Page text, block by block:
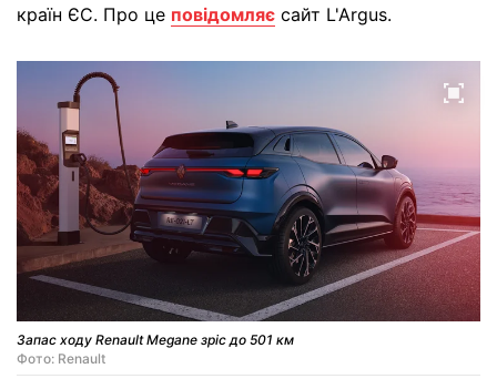
країн ЄС. Про це повідомляє сайт L'Argus.
Запас ходу Renault Megane зріс до 501 км
Фото: Renault